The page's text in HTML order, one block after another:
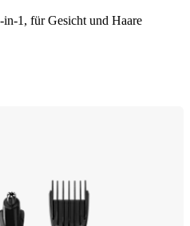
1, für Gesicht und Haare